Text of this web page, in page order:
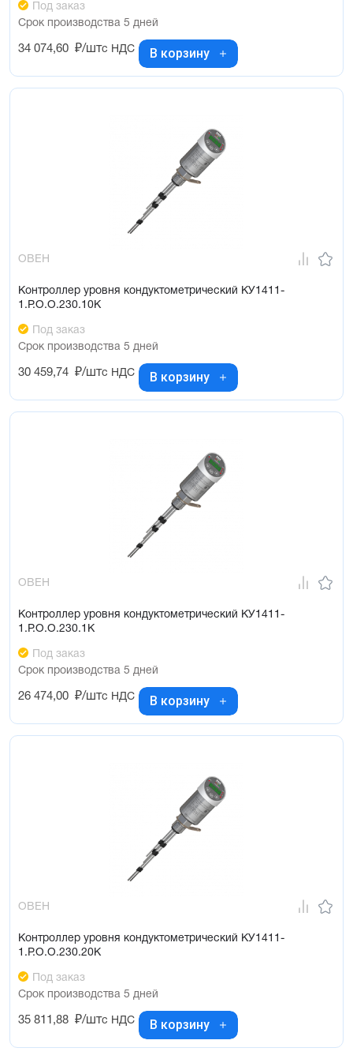
Под заказ
Срок производства 5 дней
34 074,60 ₽/штс НДС В корзину
ОВЕН
Контроллер уровня кондуктометрический КУ1411-
1.Р.О.О.230.10К
Под заказ
Срок производства 5 дней
30 459,74 ₽/штс НДС В корзину
ОВЕН
Контроллер уровня кондуктометрический КУ1411-
1.Р.О.О.230.1К
Под заказ
Срок производства 5 дней
26 474,00 ₽/штс НДС В корзину
ОВЕН
Контроллер уровня кондуктометрический КУ1411-
1.Р.О.О.230.20К
Под заказ
Срок производства 5 дней
35 811,88 ₽/штс НДС В корзину